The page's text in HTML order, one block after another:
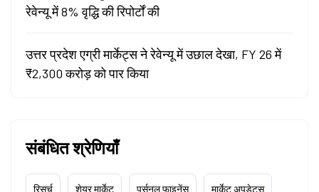
रेवेन्यू में 8% वृद्धि की रिपोर्टों की
उत्तर प्रदेश एग्री मार्केट्स ने रेवेन्यू में उछाल देखा, FY 26 में
₹2,300 करोड़ को पार किया
संबंधित श्रेणियाँ
रिसर्च शेयर मार्केट पर्सनल फाइनेंस मार्केट अपडेट्स